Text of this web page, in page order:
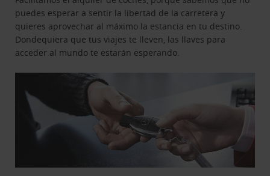
puedes esperar a sentir la libertad de la carretera y
quieres aprovechar al máximo la estancia en tu destino.
Dondequiera que tus viajes te lleven, las llaves para
acceder al mundo te estarán esperando.